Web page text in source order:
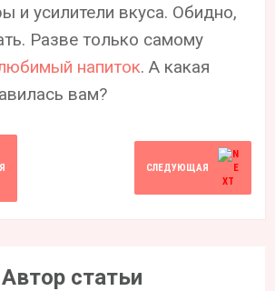
и усилители вкуса. Обидно,
Разве только самому
напиток. А какая
вам?
СЛЕДУЮЩАЯ
Автор статьи